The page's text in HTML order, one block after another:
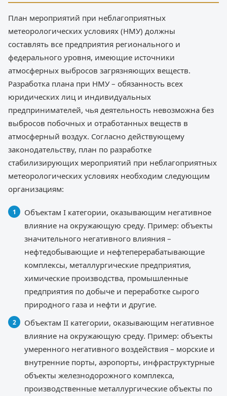
План мероприятий при неблагоприятных
метеорологических условиях (НМУ) должны
составлять все предприятия регионального и
федерального уровня, имеющие источники
атмосферных выбросов загрязняющих веществ.
Разработка плана при НМУ – обязанность всех
юридических лиц и индивидуальных
предпринимателей, чья деятельность невозможна без
выбросов побочных и отработанных веществ в
атмосферный воздух. Согласно действующему
законодательству, план по разработке
стабилизирующих мероприятий при неблагоприятных
метеорологических условиях необходим следующим
организациям:
Объектам I категории, оказывающим негативное
влияние на окружающую среду. Пример: объекты
значительного негативного влияния –
нефтедобывающие и нефтеперерабатывающие
комплексы, металлургические предприятия,
химические производства, промышленные
предприятия по добыче и переработке сырого
природного газа и нефти и другие.
Объектам II категории, оказывающим негативное
влияние на окружающую среду. Пример: объекты
умеренного негативного воздействия – морские и
внутренние порты, аэропорты, инфраструктурные
объекты железнодорожного комплекса,
производственные металлургические объекты по